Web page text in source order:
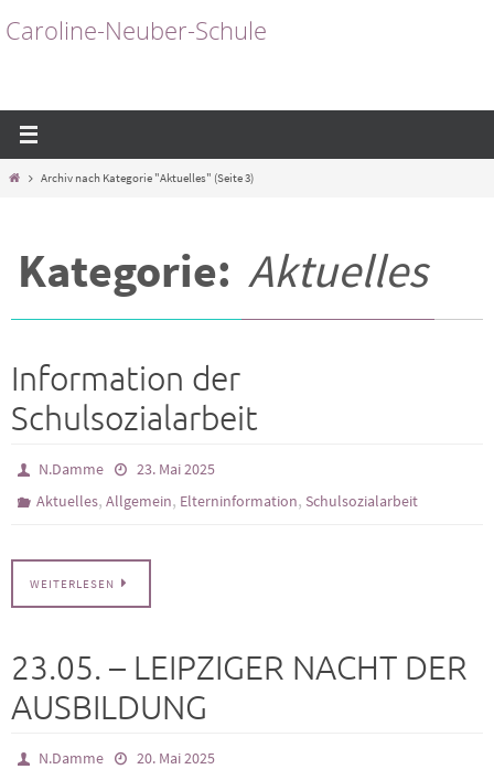
Inhalt
Caroline-Neuber-Schule
StartArchiv nach Kategorie "Aktuelles" (Seite 3)
Kategorie: Aktuelles
Information der
Schulsozialarbeit
N.Damme
23. Mai 2025
Aktuelles,Allgemein, Elterninformation, Schulsozialarbeit
WEITERLESEN
23.05. – LEIPZIGER NACHT DER
AUSBILDUNG
N.Damme
20. Mai 2025